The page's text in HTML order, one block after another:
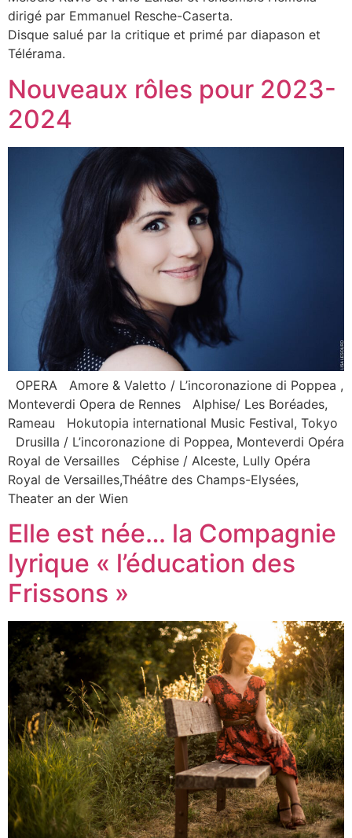
dirigé par Emmanuel Resche-Caserta.
Disque salué par la critique et primé par diapason et
Télérama.
Nouveaux rôles pour 2023-
2024
OPERA Amore & Valetto / L’incoronazione di Poppea ,
Monteverdi Opera de Rennes Alphise/ Les Boréades,
Rameau Hokutopia international Music Festival, Tokyo
Drusilla / L’incoronazione di Poppea, Monteverdi Opéra
Royal de Versailles Céphise / Alceste, Lully Opéra
Royal de Versailles,Théâtre des Champs-Elysées,
Theater an der Wien
Elle est née… la Compagnie
lyrique « l’éducation des
Frissons »